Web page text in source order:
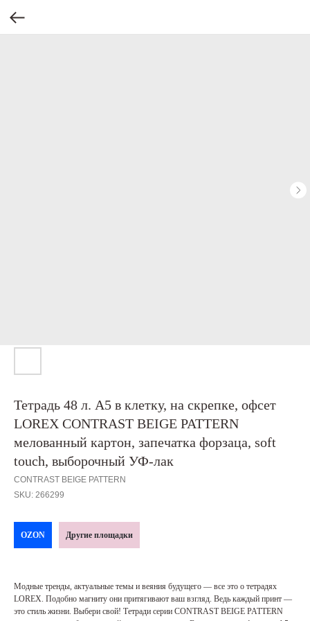
Тетрадь 48 л. А5 в клетку, на скрепке, офсет
LOREX CONTRAST BEIGE PATTERN
мелованный картон, запечатка форзаца, soft
touch, выборочный УФ-лак
CONTRAST BEIGE PATTERN
SKU: 266299
OZON Другие площадки
Модные тренды, актуальные темы и веяния будущего — все это о тетрадях
LOREX. Подобно магниту они притягивают ваш взгляд. Ведь каждый принт —
это стиль жизни. Выбери свой! Тетради серии CONTRAST BEIGE PATTERN